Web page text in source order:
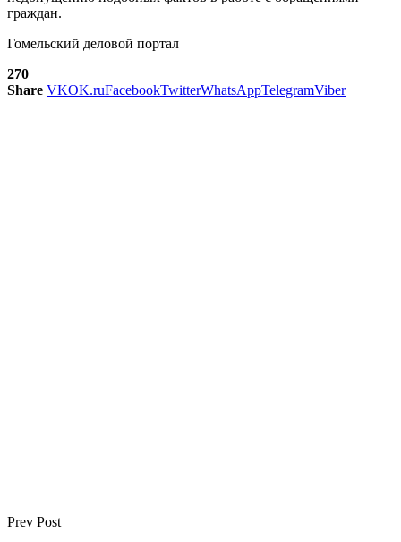
граждан.
Гомельский деловой портал
270
Share VKOK.ruFacebookTwitterWhatsAppTelegramViber
Prev Post